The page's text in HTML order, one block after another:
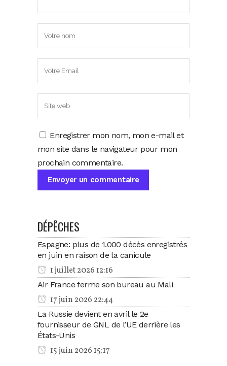
Enregistrer mon nom, mon e-mail et
mon site dans le navigateur pour mon
prochain commentaire.
DÉPÊCHES
Espagne: plus de 1.000 décès enregistrés
en juin en raison de la canicule
1 juillet 2026 12:16
Air France ferme son bureau au Mali
17 juin 2026 22:44
La Russie devient en avril le 2e
fournisseur de GNL de l’UE derrière les
États-Unis
15 juin 2026 15:17